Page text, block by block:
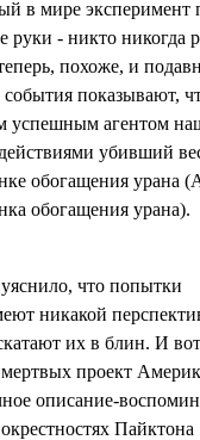
в мире эксперимент
руки - никто никогда
похоже, и
события показывают,
агентом
убивший
обогащения урана
обогащения урана).
что попытки
никакой
их в блин. И
проект
описание-
Пайктона